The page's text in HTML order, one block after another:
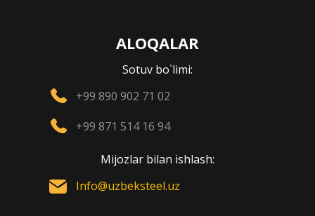
ALOQALAR
Sotuv bo`limi:
+99 890 902 71 02
+99 871 514 16 94
Mijozlar bilan ishlash:
Info@uzbeksteel.uz